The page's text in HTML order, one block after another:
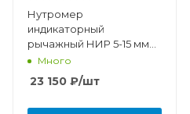
Нутромер
индикаторный
рычажный НИР 5-15 мм
(0,01 мм)
Много
23 150 ₽/шт